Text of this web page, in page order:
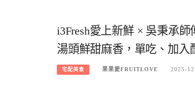
i3Fresh愛上新鮮 × 吳秉承
湯頭鮮甜麻香，單吃、加入
宅配美食 果果愛FRUITLOVE 2025-